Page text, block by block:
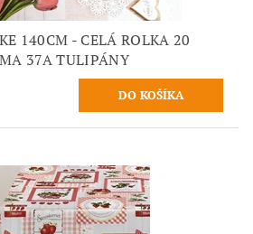
140CM - CELÁ ROLKA 20
37A TULIPÁNY